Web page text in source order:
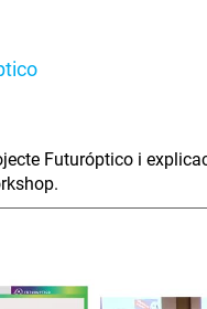
Futuróptico i